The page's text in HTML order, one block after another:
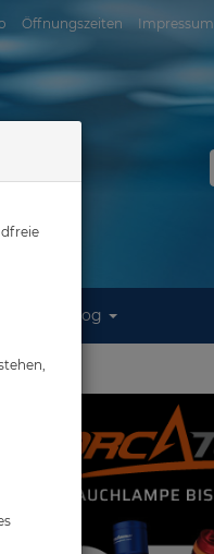
Öffnungszeiten Impressum
Blog